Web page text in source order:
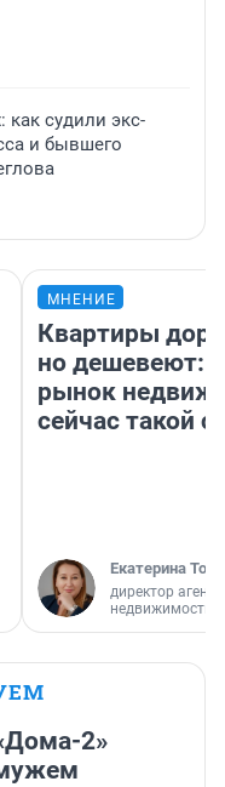
как судили экс-
и бывшего
МНЕНИЕ
Квартиры
но дешевеют:
рынок
сейчас такой
Екатерина
директор
недвижимости
2»